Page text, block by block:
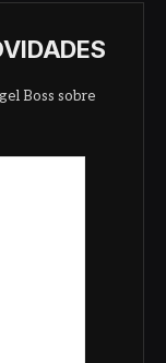
Boss sobre